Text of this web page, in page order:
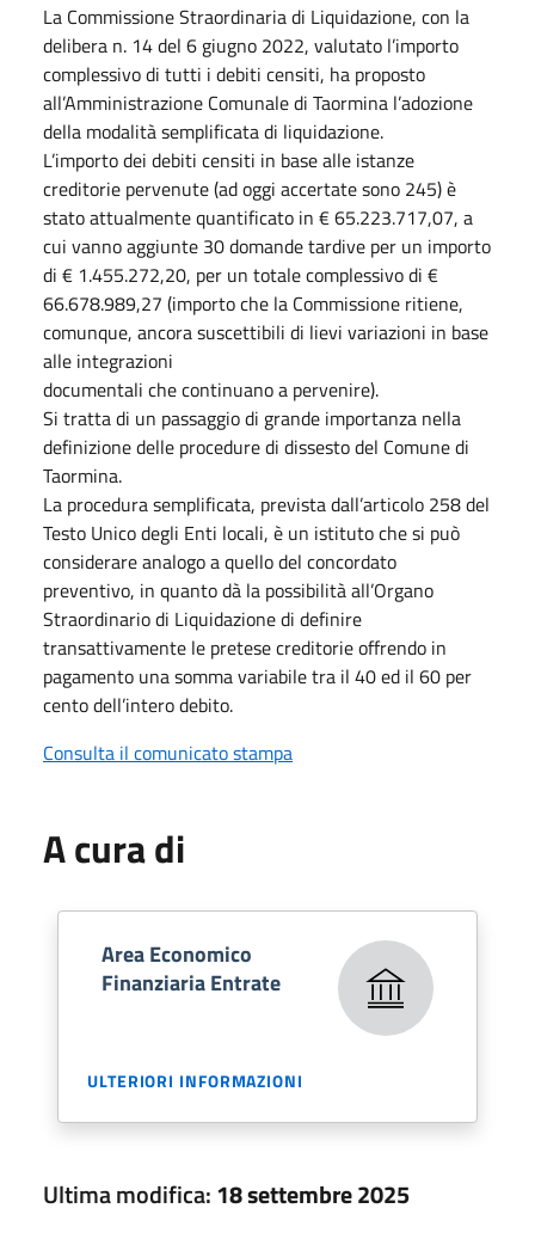
La Commissione Straordinaria di Liquidazione, con la
delibera n. 14 del 6 giugno 2022, valutato l’importo
complessivo di tutti i debiti censiti, ha proposto
all’Amministrazione Comunale di Taormina l’adozione
della modalità semplificata di liquidazione.
L’importo dei debiti censiti in base alle istanze
creditorie pervenute (ad oggi accertate sono 245) è
stato attualmente quantificato in € 65.223.717,07, a
cui vanno aggiunte 30 domande tardive per un importo
di € 1.455.272,20, per un totale complessivo di €
66.678.989,27 (importo che la Commissione ritiene,
comunque, ancora suscettibili di lievi variazioni in base
alle integrazioni
documentali che continuano a pervenire).
Si tratta di un passaggio di grande importanza nella
definizione delle procedure di dissesto del Comune di
Taormina.
La procedura semplificata, prevista dall’articolo 258 del
Testo Unico degli Enti locali, è un istituto che si può
considerare analogo a quello del concordato
preventivo, in quanto dà la possibilità all’Organo
Straordinario di Liquidazione di definire
transattivamente le pretese creditorie offrendo in
pagamento una somma variabile tra il 40 ed il 60 per
cento dell’intero debito.
Consulta il comunicato stampa
A cura di
Area Economico
Finanziaria Entrate
ULTERIORI INFORMAZIONI
Ultima modifica:18 settembre 2025